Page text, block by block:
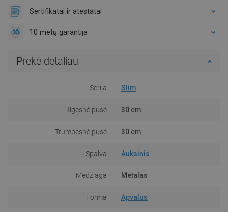
Sertifikatai ir atestatai
10 metų garantija
Prekė detaliau
Serija Slim
Ilgesnė pusė 30 cm
Trumpesnė pusė 30 cm
Spalva Auksinis
Medžiaga Metalas
Forma Apvalus